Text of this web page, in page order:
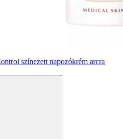
színezett napozókrém arcra